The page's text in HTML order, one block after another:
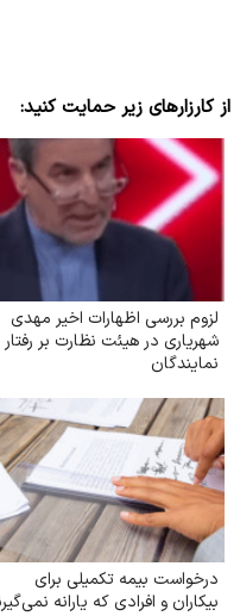
از کارزارهای زیر حمایت کنید:
لزوم بررسی اظهارات اخیر مهدی
شهریاری در هیئت نظارت بر رفتار
نمایندگان
درخواست بیمه تکمیلی برای
بیکاران و افرادی که یارانه